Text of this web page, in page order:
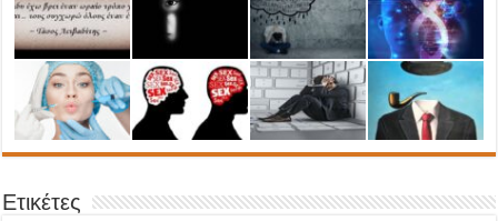
Ετικέτες